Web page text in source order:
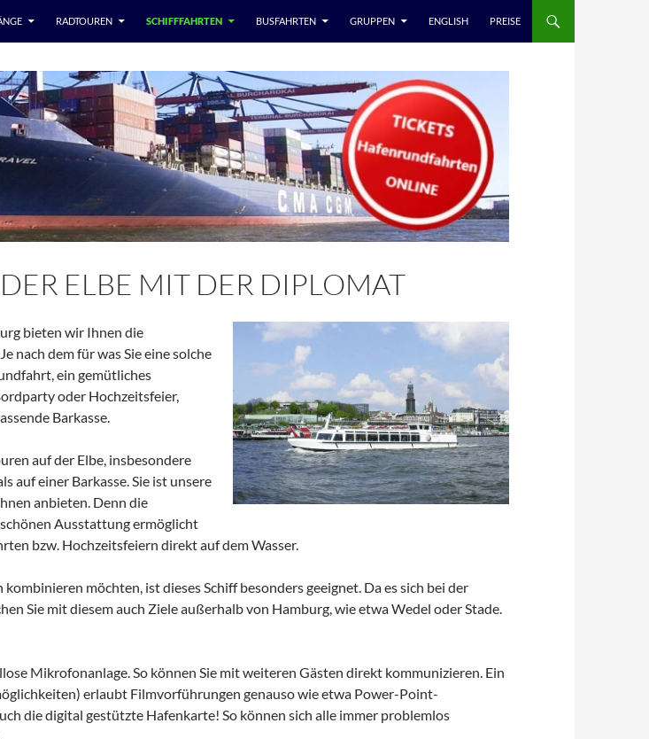
RADTOUREN SCHIFFFAHRTEN BUSFAHRTEN GRUPPEN ENGLISH PREISE
ELBE MIT DER DIPLOMAT
bieten wir Ihnen die
nach dem für was Sie eine solche
ein gemütliches
oder Hochzeitsfeier,
Barkasse.
auf der Elbe, insbesondere
auf einer Barkasse. Sie ist unsere
anbieten. Denn die
Ausstattung ermöglicht
bzw. Hochzeitsfeiern direkt auf dem Wasser.
möchten, ist dieses Schiff besonders geeignet. Da es sich bei der
Sie mit diesem auch Ziele außerhalb von Hamburg, wie etwa Wedel oder Stade.
Mikrofonanlage. So können Sie mit weiteren Gästen direkt kommunizieren. Ein
erlaubt Filmvorführungen genauso wie etwa Power-Point-
die digital gestützte Hafenkarte! So können sich alle immer problemlos